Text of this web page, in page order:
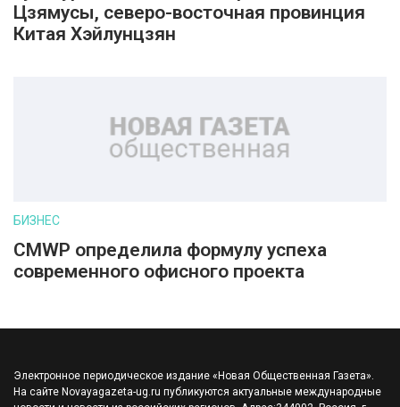
Цзямусы, северо-восточная провинция
Китая Хэйлунцзян
БИЗНЕС
CMWP определила формулу успеха
современного офисного проекта
Электронное периодическое издание «Новая Общественная Газета».
На сайте Novayagazeta-ug.ru публикуются актуальные международные